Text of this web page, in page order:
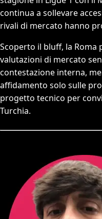
continua a sollevare
rivali di mercato hanno
Scoperto il bluff, la
valutazioni di mercato
contestazione interna,
affidamento solo sulle
progetto tecnico per
Turchia.